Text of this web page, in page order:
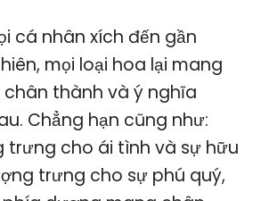
cá nhân xích đến gần
mọi loại hoa lại mang
thành và ý nghĩa
Chẳng hạn cũng như:
trưng cho ái tình và sự hữu
trưng cho sự phú quý,